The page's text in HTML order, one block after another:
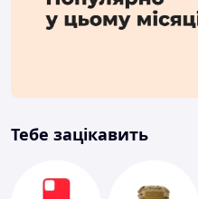
Тебе зацікавить